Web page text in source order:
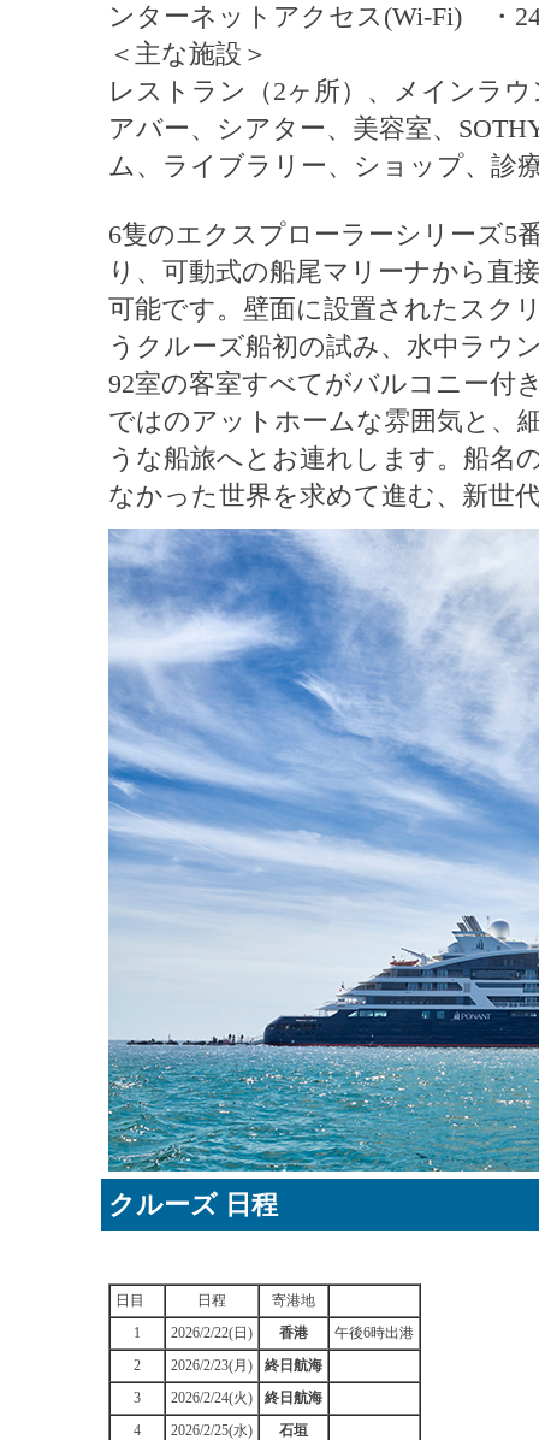
ンターネットアクセス(Wi-Fi) ・
＜主な施設＞
レストラン（2ヶ所）、メインラ
アバー、シアター、美容室、
ム、ライブラリー、ショップ、診
6隻のエクスプローラーシリーズ5
り、可動式の船尾マリーナから直
可能です。壁面に設置されたスク
うクルーズ船初の試み、水中ラウ
92室の客室すべてがバルコニー付
ではのアットホームな雰囲気と、
うな船旅へとお連れします。船名
なかった世界を求めて進む、新世
クルーズ 日程
日目 日程
寄港地
1
2026/2/22(日) 香港
午後6時出港
2
2026/2/23(月)
終日航海
3
2026/2/24(火)
終日航海
4
2026/2/25(水)
石垣